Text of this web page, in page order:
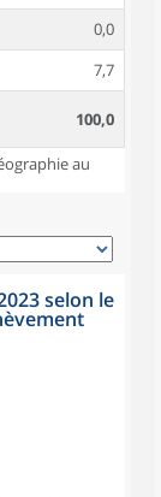
0,0
7,7
100,0
au
selon le